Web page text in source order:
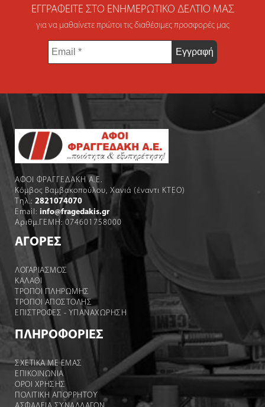
ΕΓΓΡΑΦΕΊΤΕ ΣΤΟ ΕΝΗΜΕΡΩΤΙΚΌ ΔΕΛΤΊΟ ΜΑΣ
για να μαθαίνετε πρώτοι τις διαθέσιμες προσφορές μας
Email
ΑΦΟΙ ΦΡΑΓΓΕΔΑΚΗ Α.Ε.
Κόμβος Βαμβακοπούλου, Χανιά (έναντι ΚΤΕΟ)
Τηλ.: 2821074070
Email: info@fragedakis.gr
Αριθμ.ΓΕΜΗ: 074601758000
ΑΓΟΡΕΣ
ΛΟΓΑΡΙΑΣΜΌΣ
ΚΑΛΆΘΙ
ΤΡΟΠΟΙ ΠΛΗΡΩΜΗΣ
ΤΡΟΠΟΙ ΑΠΟΣΤΟΛΉΣ
ΕΠΙΣΤΡΟΦΕΣ - ΥΠΑΝΑΧΩΡΗΣΗ
ΠΛΗΡΟΦΟΡΙΕΣ
ΣΧΕΤΙΚΑ ΜΕ ΕΜΑΣ
ΕΠΙΚΟΙΝΩΝΙΑ
ΟΡΟΙ ΧΡΉΣΗΣ
ΠΟΛΙΤΙΚΗ ΑΠΟΡΡΗΤΟΥ